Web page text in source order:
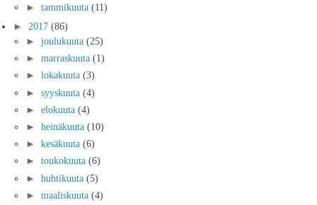
► tammikuuta (11)
► 2017 (86)
► joulukuuta (25)
► marraskuuta (1)
► lokakuuta (3)
► syyskuuta (4)
► elokuuta (4)
► heinäkuuta (10)
► kesäkuuta (6)
► toukokuuta (6)
► huhtikuuta (5)
► maaliskuuta (4)